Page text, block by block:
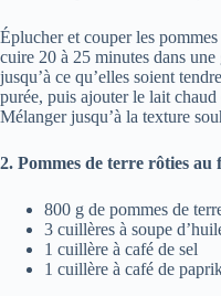
Éplucher et couper les
cuire 20 à 25 minutes dans une
jusqu’à ce qu’elles soient
purée, puis ajouter le lait chaud
Mélanger jusqu’à la texture
2. Pommes de terre rôties au
800 g de pommes de
3 cuillères à soupe
1 cuillère à café de sel
1 cuillère à café de